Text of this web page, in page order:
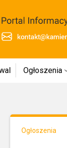
Ogłoszenia
Ogłoszenia